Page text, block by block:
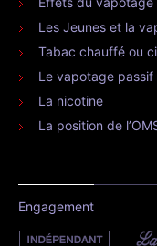
Les Jeunes et la
Tabac chauffé ou
Le vapotage passif
La nicotine
La position de
Engagement